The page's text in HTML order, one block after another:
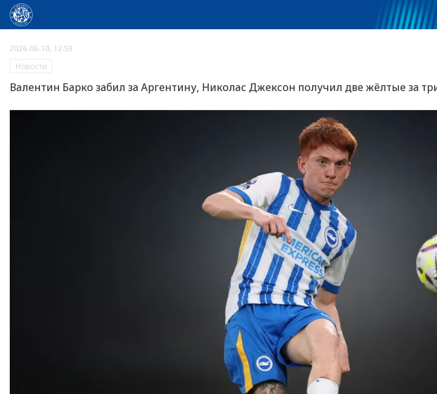
2026-06-10, 12:53
Новости
Валентин Барко забил за Аргентину, Николас Джексон получил две жёлтые за